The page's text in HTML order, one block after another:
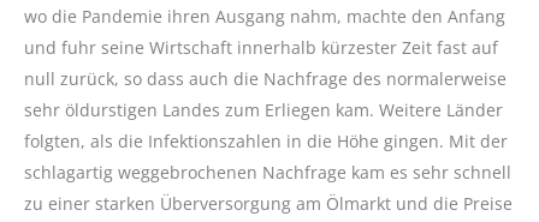
wo die Pandemie ihren Ausgang nahm, machte den Anfang
und fuhr seine Wirtschaft innerhalb kürzester Zeit fast auf
null zurück, so dass auch die Nachfrage des normalerweise
sehr öldurstigen Landes zum Erliegen kam. Weitere Länder
folgten, als die Infektionszahlen in die Höhe gingen. Mit der
schlagartig weggebrochenen Nachfrage kam es sehr schnell
zu einer starken Überversorgung am Ölmarkt und die Preise